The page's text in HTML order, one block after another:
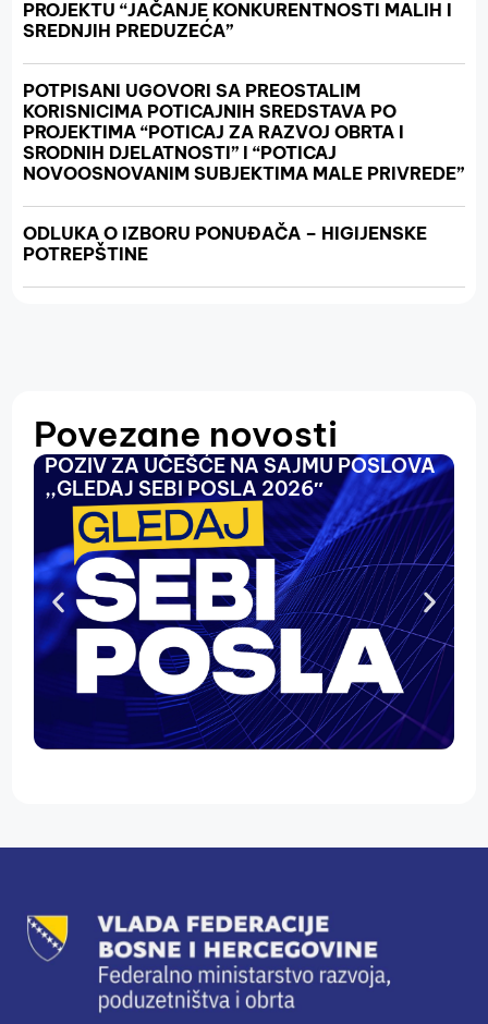
PROJEKTU “JAČANJE KONKURENTNOSTI MALIH I
SREDNJIH PREDUZEĆA”
POTPISANI UGOVORI SA PREOSTALIM
KORISNICIMA POTICAJNIH SREDSTAVA PO
PROJEKTIMA “POTICAJ ZA RAZVOJ OBRTA I
SRODNIH DJELATNOSTI” I “POTICAJ
NOVOOSNOVANIM SUBJEKTIMA MALE PRIVREDE”
ODLUKA O IZBORU PONUĐAČA – HIGIJENSKE
POTREPŠTINE
Povezane novosti
POZIV ZA UČEŠĆE NA SAJMU POSLOVA
,,GLEDAJ SEBI POSLA 2026″